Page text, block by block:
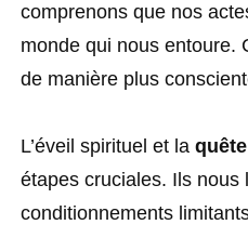
comprenons que nos
monde qui nous entoure.
de manière plus
L’éveil spirituel et la
étapes cruciales. Ils nous
conditionnements